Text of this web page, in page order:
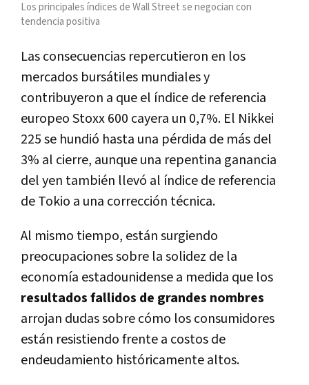
Los principales índices de Wall Street se negocian con
tendencia positiva
Las consecuencias repercutieron en los
mercados bursátiles mundiales y
contribuyeron a que el índice de referencia
europeo Stoxx 600 cayera un 0,7%. El Nikkei
225 se hundió hasta una pérdida de más del
3% al cierre, aunque una repentina ganancia
del yen también llevó al índice de referencia
de Tokio a una corrección técnica.
Al mismo tiempo, están surgiendo
preocupaciones sobre la solidez de la
economía estadounidense a medida que los
resultados fallidos de grandes nombres
arrojan dudas sobre cómo los consumidores
están resistiendo frente a costos de
endeudamiento históricamente altos.